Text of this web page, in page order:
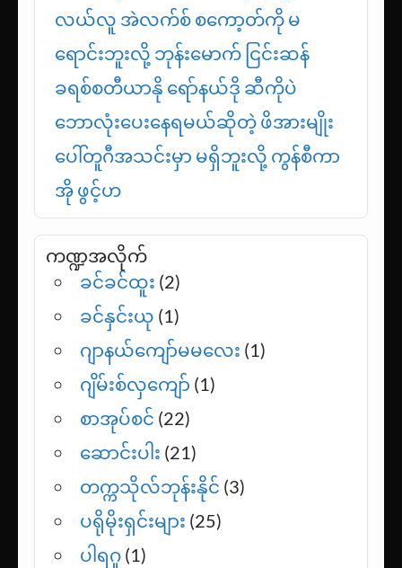
လယ်လူ အဲလက်စ် စကော့တ်ကို မ
ရောင်းဘူးလို့ ဘုန်းမောက် ငြင်းဆန်
ခရစ်စတီယာနို ရော်နယ်ဒို ဆီကိုပဲ
ဘောလုံးပေးနေရမယ်ဆိုတဲ့ ဖိအားမျိုး
ပေါ်တူဂီအသင်းမှာ မရှိဘူးလို့ ကွန်စီကာ
အို ဖွင့်ဟ
ကဏ္ဍအလိုက်
ခင်ခင်ထူး (2)
ခင်နှင်းယု (1)
ဂျာနယ်ကျော်မမလေး (1)
ဂျိမ်းစ်လှကျော် (1)
စာအုပ်စင် (22)
ဆောင်းပါး (21)
တက္ကသိုလ်ဘုန်းနိုင် (3)
ပရိုမိုးရှင်းများ (25)
ပါရဂူ (1)